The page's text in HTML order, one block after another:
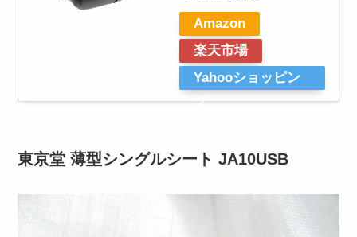
Amazon
楽天市場
Yahooショッピン
グ
東京堂 薄型シングルシート JA10USB